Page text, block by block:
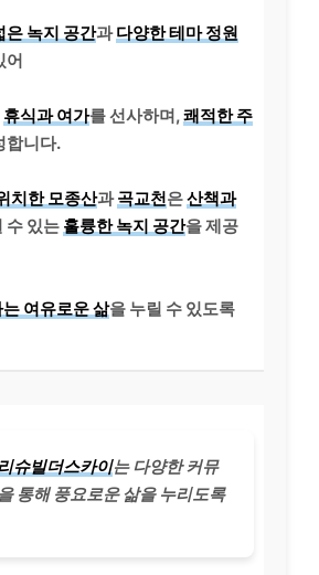
은 녹지 공간과다양한 테마 정원
어
휴식과 여가를 선사하며,쾌적한 주
합니다.
치한 모종산과곡교천은산책과
수 있는 훌륭한 녹지 공간을 제공
여유로운 삶을 누릴 수 있도록
슈빌더스카이는 다양한 커뮤
통해 풍요로운 삶을 누리도록